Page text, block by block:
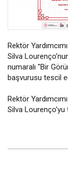
Rektör
Silva
numaralı "Bir
başvurusu tescil
Rektör
Silva Lourenço'yu